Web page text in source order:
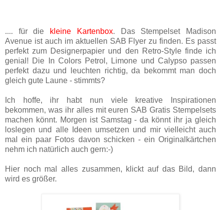
.... für die kleine Kartenbox. Das Stempelset Madison
Avenue ist auch im aktuellen SAB Flyer zu finden. Es passt
perfekt zum Designerpapier und den Retro-Style finde ich
genial! Die In Colors Petrol, Limone und Calypso passen
perfekt dazu und leuchten richtig, da bekommt man doch
gleich gute Laune - stimmts?
Ich hoffe, ihr habt nun viele kreative Inspirationen
bekommen, was ihr alles mit euren SAB Gratis Stempelsets
machen könnt. Morgen ist Samstag - da könnt ihr ja gleich
loslegen und alle Ideen umsetzen und mir vielleicht auch
mal ein paar Fotos davon schicken - ein Originalkärtchen
nehm ich natürlich auch gern:-)
Hier noch mal alles zusammen, klickt auf das Bild, dann
wird es größer.